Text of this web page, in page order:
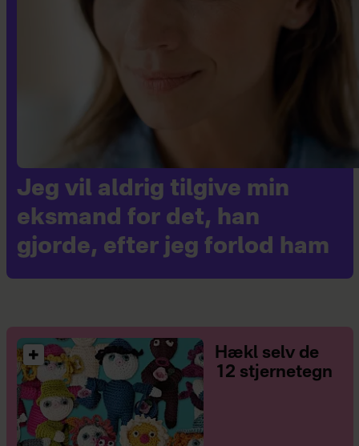
Jeg vil aldrig tilgive min
eksmand for det, han
gjorde, efter jeg forlod ham
Hækl selv de
12 stjernetegn